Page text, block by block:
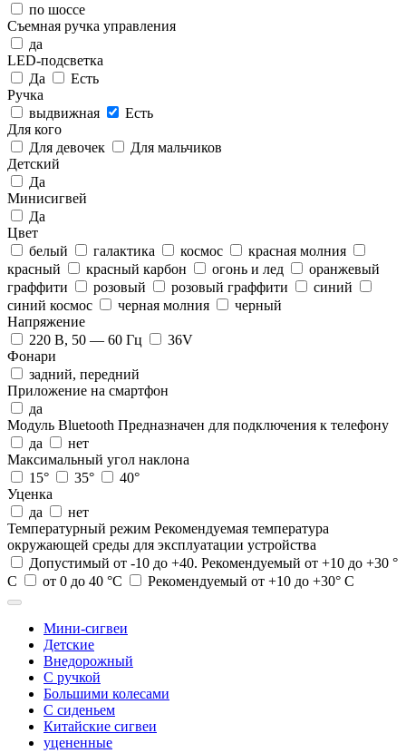
по шоссе
Съемная ручка управления
да
LED-подсветка
Да
Есть
Ручка
выдвижная
Есть
Для кого
Для девочек
Для мальчиков
Детский
Да
Минисигвей
Да
Цвет
белый
галактика космос
красная молния
красный
красный карбон огонь и лед
оранжевый
граффити
розовый розовый граффити
синий
синий космос
черная молния
черный
Напряжение
220 В, 50 — 60 Гц
36V
Фонари
задний, передний
Приложение на смартфон
да
Модуль Bluetooth Предназначен для подключения к телефону
да
нет
Максимальный угол наклона
15°
35°
40°
Уценка
да
нет
Температурный режим Рекомендуемая температура
окружающей среды для эксплуатации устройства
Допустимый от -10 до +40. Рекомендуемый от +10 до +30 °
С
от 0 до 40 °C Рекомендуемый от +10 до +30° С
Мини-сигвеи
Детские
Внедорожный
С ручкой
Большими колесами
С сиденьем
Китайские сигвеи
уцененные